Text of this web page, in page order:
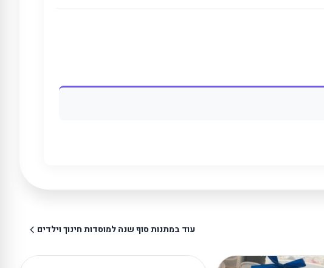
עוד במתנות סוף שנה למוסדות חינוך וילדים